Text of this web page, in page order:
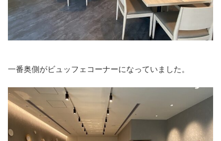
一番奥側がビュッフェコーナーになっていました。